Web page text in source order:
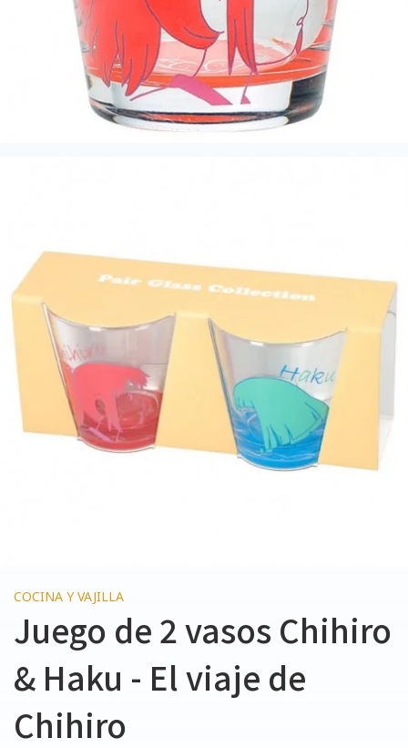
COCINA Y VAJILLA
Juego de 2 vasos Chihiro
& Haku - El viaje de
Chihiro